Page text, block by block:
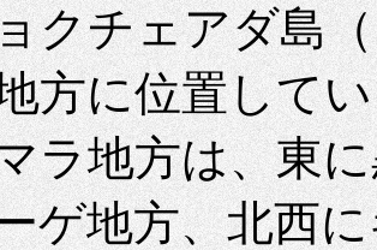
クチェアダ島
方に位置して
地方は、東に
ゲ地方、北西